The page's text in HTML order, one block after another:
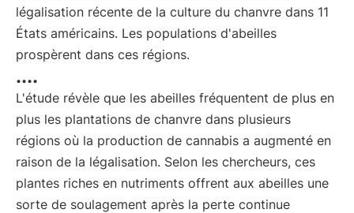
légalisation récente de la culture du chanvre dans 11
États américains. Les populations d'abeilles
prospèrent dans ces régions.
....
L'étude révèle que les abeilles fréquentent de plus en
plus les plantations de chanvre dans plusieurs
régions où la production de cannabis a augmenté en
raison de la légalisation. Selon les chercheurs, ces
plantes riches en nutriments offrent aux abeilles une
sorte de soulagement après la perte continue